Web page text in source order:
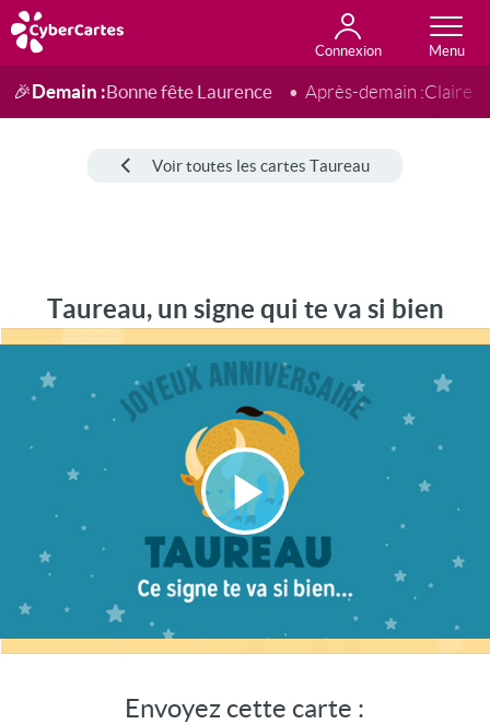
Connexion
Anniversaire
Fête du jour
Amour
Amitié
Merci
Toutes les cartes
🎉Demain :Bonne fête Laurence Après-demain :Claire
Voir toutes les cartes Taureau
Taureau, un signe qui te va si bien
Lire
la
vidéo
Envoyez cette carte :